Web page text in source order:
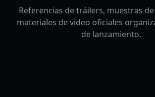
Referencias de tráilers, muestras
materiales de video oficiales
de lanzamiento.